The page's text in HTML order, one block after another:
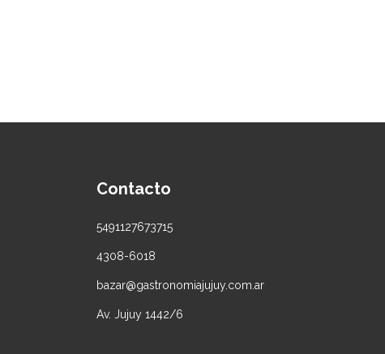
Contacto
5491127673715
4308-6018
bazar@gastronomiajujuy.com.ar
Av. Jujuy 1442/6